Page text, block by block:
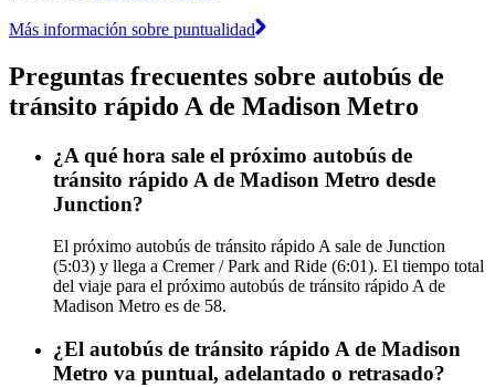
Más información sobre puntualidad
Preguntas frecuentes sobre autobús de
tránsito rápido A de Madison Metro
¿A qué hora sale el próximo autobús de
tránsito rápido A de Madison Metro desde
Junction?
El próximo autobús de tránsito rápido A sale de Junction
(5:03) y llega a Cremer / Park and Ride (6:01). El tiempo total
del viaje para el próximo autobús de tránsito rápido A de
Madison Metro es de 58.
¿El autobús de tránsito rápido A de Madison
Metro va puntual, adelantado o retrasado?